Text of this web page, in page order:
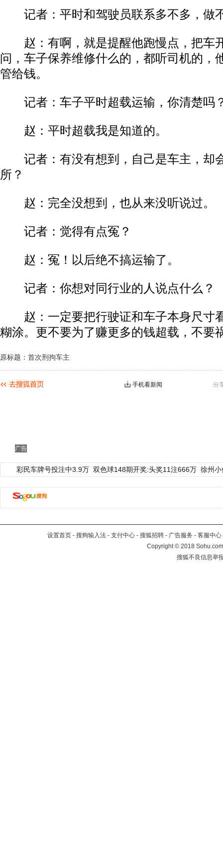
记者：平时和驾驶员联系多不多，做
赵：有啊，就是提醒他跑慢点，把车
问，车子保养维修什么的，都听司机的，
管给钱。
记者：车子平时超载运输，你清楚吗
赵：平时超载我是知道的。
记者：有没有想到，自己是车主，却
所？
赵：完全没想到，也从来没听说过。
记者：觉得有点冤？
赵：冤！以后绝不搞运输了。
记者：你想对同行业的人说点什么？
赵：一定要把行驶证和车子本身尺寸
糊涂。更不要为了赚更多的钱超载，不要
原标题：首次刑拘车主
分
手机看新闻
广告
彩民车牌号投注中3.9万 双色球148期开奖:头奖11注666万 徐州
设置首页 - 搜狗输入法 - 支付中心 - 搜狐招聘 - 广告服务 - 客服中心
Copyright©2018
搜狐不良信息举